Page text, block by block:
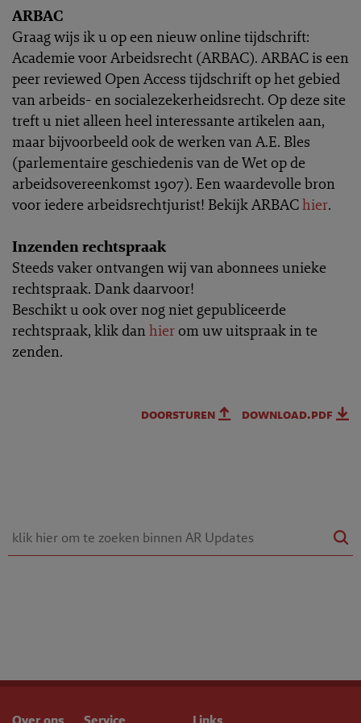
ARBAC
Graag wijs ik u op een nieuw online tijdschrift:
Academie voor Arbeidsrecht (ARBAC). ARBAC is een
peer reviewed Open Access tijdschrift op het gebied
van arbeids- en socialezekerheidsrecht. Op deze site
treft u niet alleen heel interessante artikelen aan,
maar bijvoorbeeld ook de werken van A.E. Bles
(parlementaire geschiedenis van de Wet op de
arbeidsovereenkomst 1907). Een waardevolle bron
voor iedere arbeidsrechtjurist! Bekijk ARBAChier.
Inzenden rechtspraak
Steeds vaker ontvangen wij van abonnees unieke
rechtspraak. Dank daarvoor!
Beschikt u ook over nog niet gepubliceerde
rechtspraak, klik danhierom uw uitspraak in te
zenden.
doorsturen download.pdf